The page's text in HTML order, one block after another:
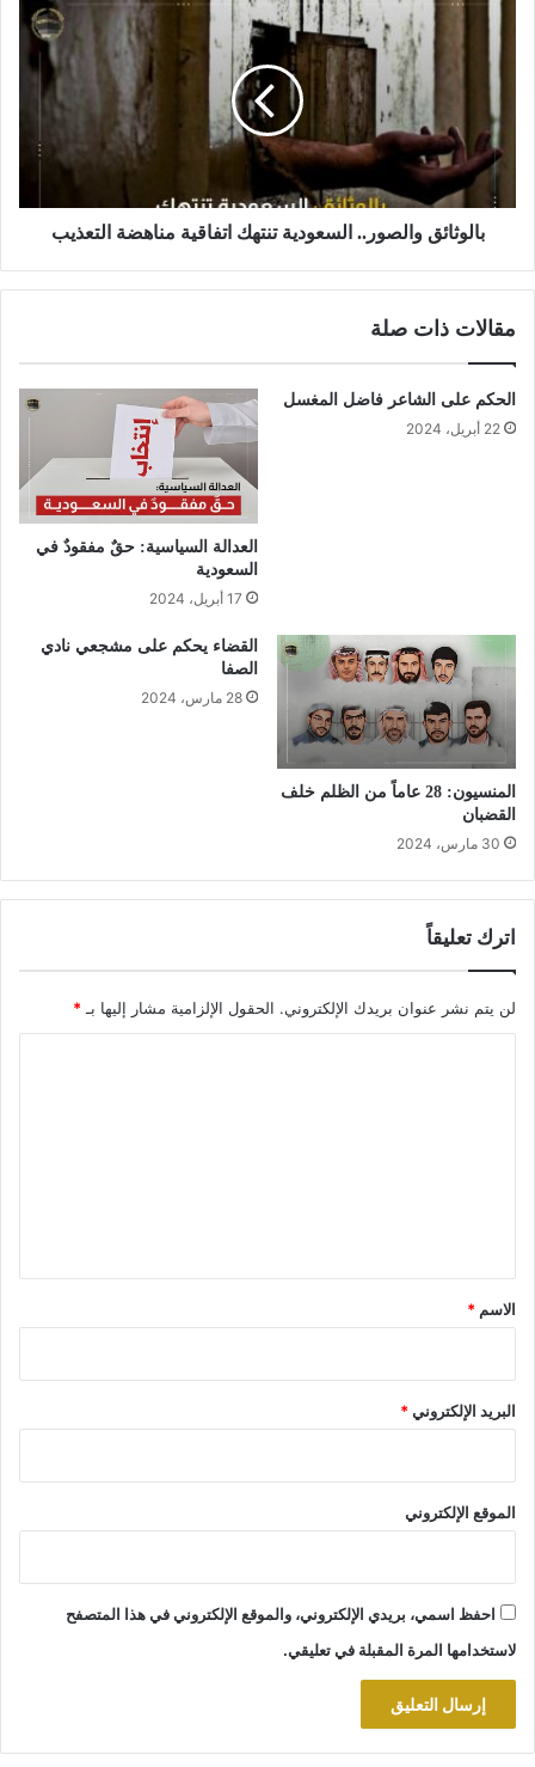
بالوثائق والصور.. السعودية تنتهك اتفاقية مناهضة التعذيب
مقالات ذات صلة
الحكم على الشاعر فاضل المغسل
22 أبريل، 2024
العدالة السياسية: حقٌ مفقودٌ في
السعودية
17 أبريل، 2024
المنسيون: 28 عاماً من الظلم خلف
القضبان
30 مارس، 2024
القضاء يحكم على مشجعي نادي
الصفا
28 مارس، 2024
اترك تعليقاً
لن يتم نشر عنوان بريدك الإلكتروني. الحقول الإلزامية مشار إليها بـ*
*
الاسم *
البريد الإلكتروني*
الموقع الإلكتروني
احفظ اسمي، بريدي الإلكتروني، والموقع الإلكتروني في هذا المتصفح
لاستخدامها المرة المقبلة في تعليقي.